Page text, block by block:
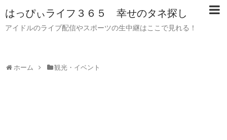
はっぴぃライフ３６５ 幸せのタネ探し
アイドルのライブ配信やスポーツの生中継はここで見れる！
ホーム 観光・イベント